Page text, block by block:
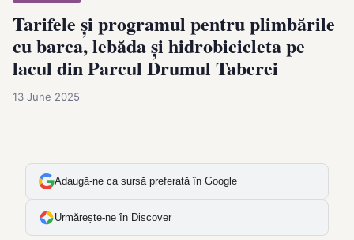
Tarifele și programul pentru plimbările
cu barca, lebăda și hidrobicicleta pe
lacul din Parcul Drumul Taberei
13 June 2025
Adaugă-ne ca sursă preferată în Google
Urmărește-ne în Discover